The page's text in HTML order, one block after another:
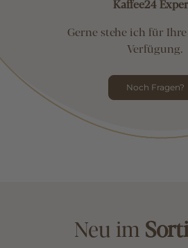
Kaffee24
Gerne stehe ich für
Verfügung.
Noch Fragen?
Neu im